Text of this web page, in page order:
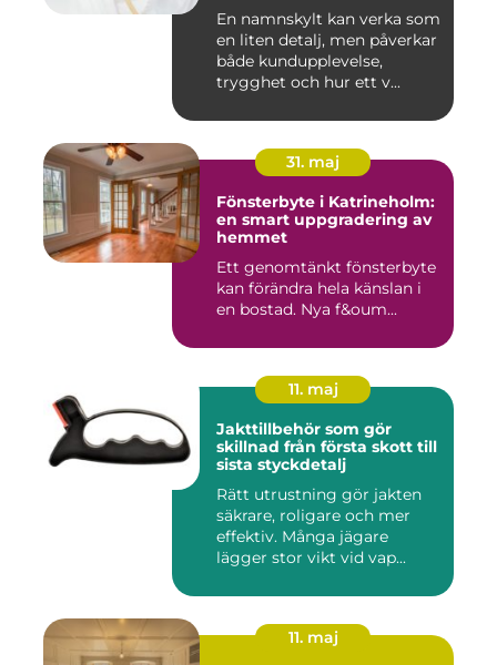
En namnskylt kan verka som
en liten detalj, men påverkar
både kundupplevelse,
trygghet och hur ett v...
31. maj
Fönsterbyte i Katrineholm:
en smart uppgradering av
hemmet
Ett genomtänkt fönsterbyte
kan förändra hela känslan i
en bostad. Nya f&oum...
11. maj
Jakttillbehör som gör
skillnad från första skott till
sista styckdetalj
Rätt utrustning gör jakten
säkrare, roligare och mer
effektiv. Många jägare
lägger stor vikt vid vap...
11. maj